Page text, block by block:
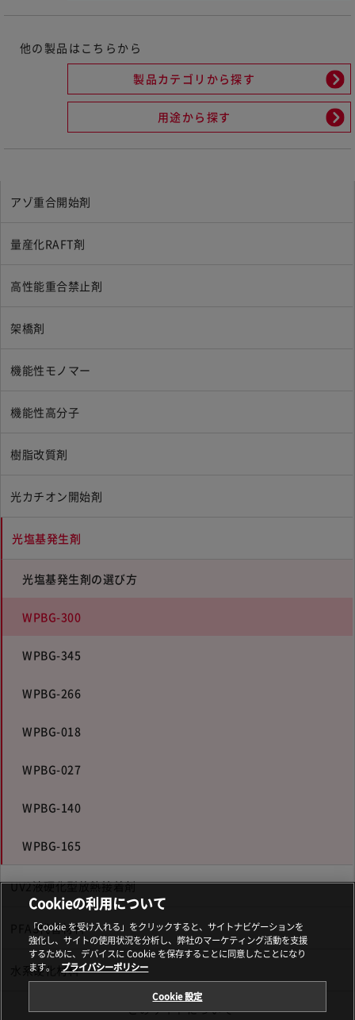
他の製品はこちらから
製品カテゴリから探す
用途から探す
アゾ重合開始剤
量産化RAFT剤
高性能重合禁止剤
架橋剤
機能性モノマー
機能性高分子
樹脂改質剤
光カチオン開始剤
光塩基発生剤
光塩基発生剤の選び方
WPBG-300
WPBG-345
WPBG-266
WPBG-018
WPBG-027
WPBG-140
WPBG-165
UV2液硬化型放熱接着剤
PFAS代替材料
水系硬化材料
このサイトについて
Cookieの利用について
「Cookie を受け入れる」をクリックすると、サイトナビゲーションを
強化し、サイトの使用状況を分析し、弊社のマーケティング活動を支援
するために、デバイスに Cookie を保存することに同意したことになり
ます。
プライバシーポリシー
Cookie 設定